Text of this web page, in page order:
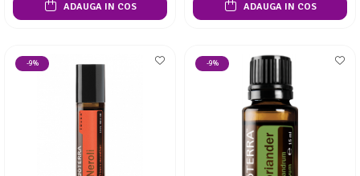
ADAUGA IN COS ADAUGA IN COS
-9% -9%